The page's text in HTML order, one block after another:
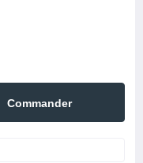
Commander